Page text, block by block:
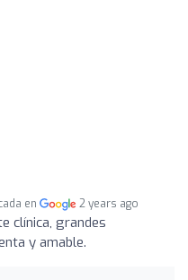
en 2 years ago
clínica, grandes
y amable.